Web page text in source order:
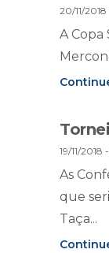
20/11/
A Copa
19/11/2018
As
que
Taça...